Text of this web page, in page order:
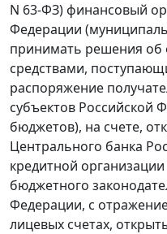
N 63-ФЗ) финансовый
Федерации
принимать решения об
средствами,
распоряжение
субъектов Российской
бюджетов), на счете,
Центрального банка
кредитной
бюджетного
Федерации, с
лицевых счетах,